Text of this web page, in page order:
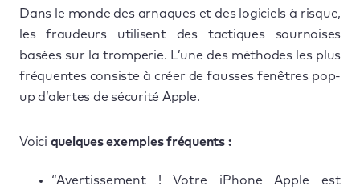
Dans le monde des arnaques et des logiciels à risque,
les fraudeurs utilisent des tactiques sournoises
basées sur la tromperie. L’une des méthodes les plus
fréquentes consiste à créer de fausses fenêtres pop-
up d’alertes de sécurité Apple.
Voici quelques exemples fréquents :
“Avertissement ! Votre iPhone Apple est